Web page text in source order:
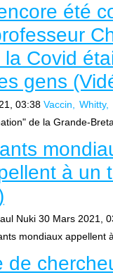
été
Covid
gens
03:38 Vaccin Whitty
de la Grande-
à un
Nuki 30 Mars 2021,
mondiaux appellent
de